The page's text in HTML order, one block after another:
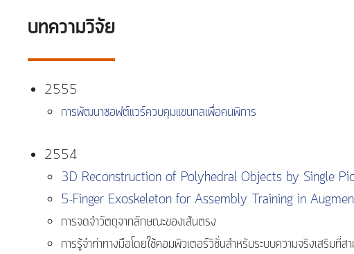
บทความวิจัย
2555
การพัฒนาซอฟต์แวร์ควบคุมแขนกลเพื่อคนพิการ
2554
3D Reconstruction of Polyhedral Objects by Single
5-Finger Exoskeleton for Assembly Training in
การจดจำวัตถุจากลักษณะของเส้นตรง
การรู้จำท่าทางมือโดยใช้คอมพิวเตอร์วิชั่นสำหรับระบบความจริงเสริมที่ส